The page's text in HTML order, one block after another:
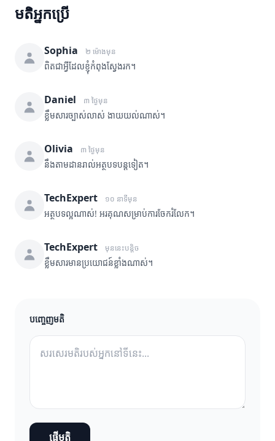
មតិអ្នកប្រើ
Sophia ២ ម៉ោងមុន
ពិតជាអ្វីដែលខ្ញុំកំពុងស្វែងរក។
Daniel ៣ ថ្ងៃមុន
ខ្លឹមសារច្បាស់លាស់ ងាយយល់ណាស់។
Olivia ៣ ថ្ងៃមុន
នឹងតាមដានរាល់អត្ថបទបន្តទៀត។
TechExpert ១០ នាទីមុន
អត្ថបទល្អណាស់! អរគុណសម្រាប់ការចែករំលែក។
TechExpert មុននេះបន្តិច
ខ្លឹមសារមានប្រយោជន៍ខ្លាំងណាស់។
បញ្ចេញមតិ
ផ្ញើមតិ